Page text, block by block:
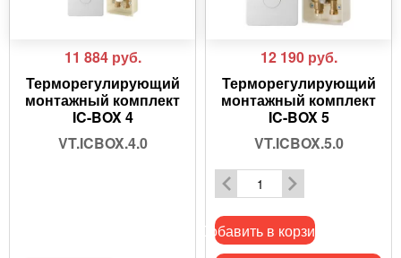
11 884 руб.
Терморегулирующий
монтажный комплект
IC-BOX 4
VT.ICBOX.4.0
12 190 руб.
Терморегулирующий
монтажный комплект
IC-BOX 5
VT.ICBOX.5.0
Добавить в корзину